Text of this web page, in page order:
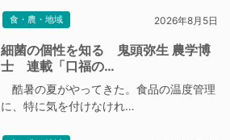
食・農・地域 2026年8月5日
細菌の個性を知る 鬼頭弥生 農学博
士 連載「口福の…
酷暑の夏がやってきた。食品の温度管理
に、特に気を付けなけれ…